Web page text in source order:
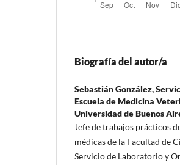
Biografía del autor/a
Sebastián González,
Escuela de Medicina
Universidad de Buenos
Jefe de trabajos prácticos
médicas de la Facultad de
Servicio de Laboratorio y